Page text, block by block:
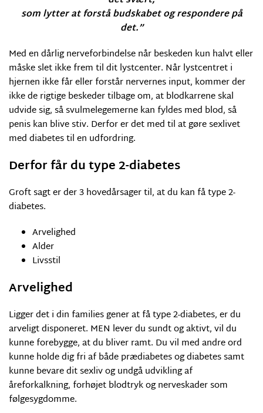
som lytter at forstå budskabet og respondere på
det.”
Med en dårlig nerveforbindelse når beskeden kun halvt eller
måske slet ikke frem til dit lystcenter. Når lystcentret i
hjernen ikke får eller forstår nervernes input, kommer der
ikke de rigtige beskeder tilbage om, at blodkarrene skal
udvide sig, så svulmelegemerne kan fyldes med blod, så
penis kan blive stiv. Derfor er det med til at gøre sexlivet
med diabetes til en udfordring.
Derfor får du type 2-diabetes
Groft sagt er der 3 hovedårsager til, at du kan få type 2-
diabetes.
Arvelighed
Alder
Livsstil
Arvelighed
Ligger det i din families gener at få type 2-diabetes, er du
arveligt disponeret. MEN lever du sundt og aktivt, vil du
kunne forebygge, at du bliver ramt. Du vil med andre ord
kunne holde dig fri af både prædiabetes og diabetes samt
kunne bevare dit sexliv og undgå udvikling af
åreforkalkning, forhøjet blodtryk og nerveskader som
følgesygdomme.